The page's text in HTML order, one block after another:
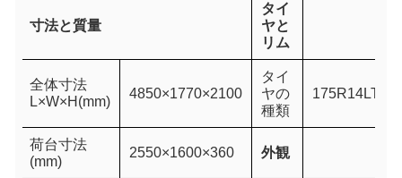
寸法と質量
タイ
ヤと
リム
全体寸法
L×W×H(mm)
4850×1770×2100
タイ
ヤの
種類
175R14LT
荷台寸法
(mm)
2550×1600×360 外観